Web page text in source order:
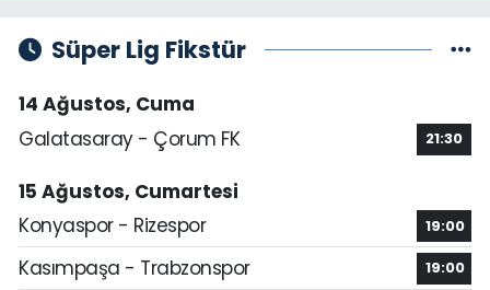
Süper Lig Fikstür
14 Ağustos, Cuma
Galatasaray - Çorum FK
21:30
15 Ağustos, Cumartesi
Konyaspor - Rizespor
19:00
Kasımpaşa - Trabzonspor 19:00